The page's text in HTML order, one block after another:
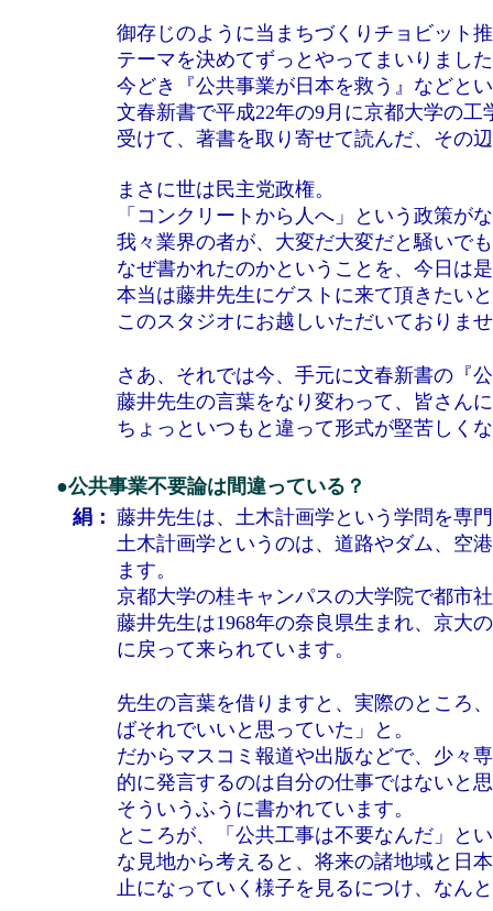
御存じのように当まちづくりチョビット
テーマを決めてずっとやってまいりまし
今どき『公共事業が日本を救う』などと
文春新書で平成22年の9月に京都大学の
受けて、著書を取り寄せて読んだ、その
まさに世は民主党政権。
「コンクリートから人へ」という政策が
我々業界の者が、大変だ大変だと騒いで
なぜ書かれたのかということを、今日は
本当は藤井先生にゲストに来て頂きたい
このスタジオにお越しいただいておりま
さあ、それでは今、手元に文春新書の『
藤井先生の言葉をなり変わって、皆さん
ちょっといつもと違って形式が堅苦しく
●公共事業不要論は間違っている？
絹： 藤井先生は、土木計画学という学問を専
土木計画学というのは、道路やダム、空
ます。
京都大学の桂キャンパスの大学院で都市
藤井先生は1968年の奈良県生まれ、京大
に戻って来られています。
先生の言葉を借りますと、実際のところ
ばそれでいいと思っていた」と。
だからマスコミ報道や出版などで、少々
的に発言するのは自分の仕事ではないと
そういうふうに書かれています。
ところが、「公共工事は不要なんだ」と
な見地から考えると、将来の諸地域と日
止になっていく様子を見るにつけ、なん